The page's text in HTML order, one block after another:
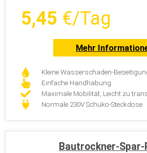
5,45 €/Tag
Mehr
Kleine Wasserschaden-
Einfache Handhabung
Maximale Mobilität, Leicht zu
Normale 230V Schuko-Steckdose
Bautrockner-Spar-